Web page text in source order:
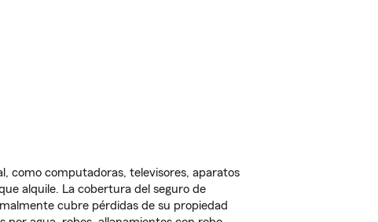
como computadoras, televisores, aparatos
alquile. La cobertura del seguro de
cubre pérdidas de su propiedad